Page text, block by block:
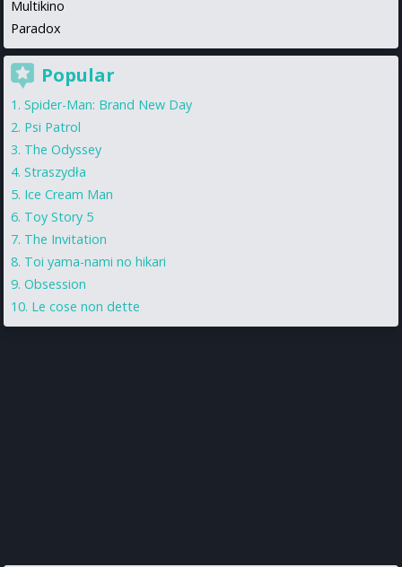
Multikino
Paradox
Popular
Spider-Man: Brand New Day
Psi Patrol
The Odyssey
Straszydła
Ice Cream Man
Toy Story 5
The Invitation
Toi yama-nami no hikari
Obsession
Le cose non dette